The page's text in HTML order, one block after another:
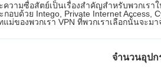
ความซื่อสัตย์เป็นเรื่องสำคัญสำหรับพวกเ
อบด้วย Intego, Private Internet Access,
แม่ของพวกเรา VPN ที่พวกเราเลือกนั้นจะม
จำนวนอุป